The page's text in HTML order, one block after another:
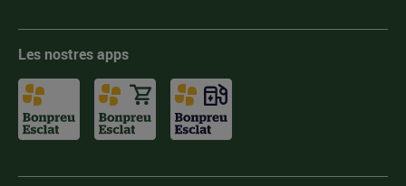
Les nostres apps